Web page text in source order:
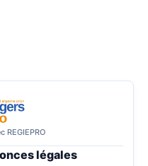
REGIEPRO
légales